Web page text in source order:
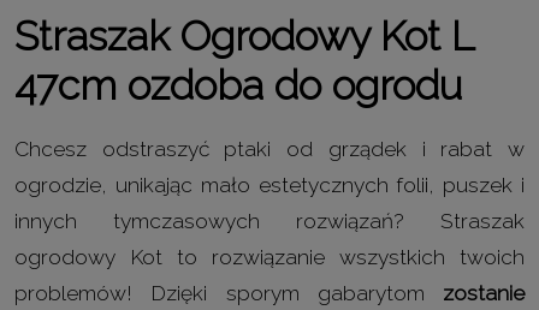
Straszak Ogrodowy Kot L
47cm ozdoba do ogrodu
Chcesz odstraszyć ptaki od grządek i rabat w
ogrodzie, unikając mało estetycznych folii, puszek i
innych tymczasowych rozwiązań? Straszak
ogrodowy Kot to rozwiązanie wszystkich twoich
problemów! Dzięki sporym gabarytom zostanie